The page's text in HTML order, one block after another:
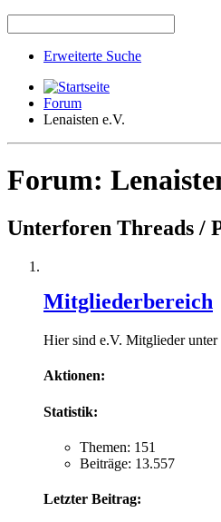
Erweiterte Suche
Forum
Lenaisten e.V.
Forum:
Unterforen Threads /
Mitgliederbereich
Hier sind e.V. Mitglieder
Aktionen:
Statistik:
Themen: 151
Beiträge: 13.557
Letzter Beitrag: